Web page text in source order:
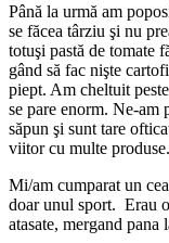
Până la urmă am
se făcea târziu şi nu
totuşi pastă de tomate
gând să fac nişte
piept. Am cheltuit
se pare enorm. Ne-am
săpun şi sunt tare
viitor cu multe produse.
Mi/am cumparat un
doar unul sport. Erau
atasate, mergand pana